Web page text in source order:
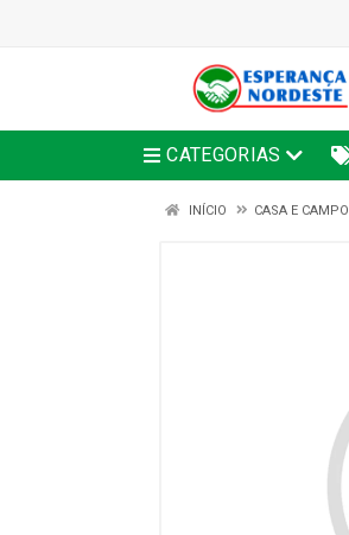
CATEGORIAS
INÍCIO CASA E CAMPO